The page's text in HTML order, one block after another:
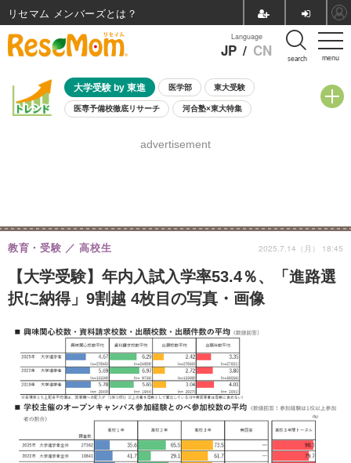
menu
Language
JP / CN search
大学受験 by 東進 医学部 東大受験
医専予備校徹底リサーチ 河合塾×東大特集
8月開催学校説明会・相談会
advertisement
【大学受験】年内入試入学率53.4％、「進路選
択に納得」9割越 4枚目の写真・画像
教育・受験 高校生 2025.7.14（月） 18:45
リセマム メンバーズ